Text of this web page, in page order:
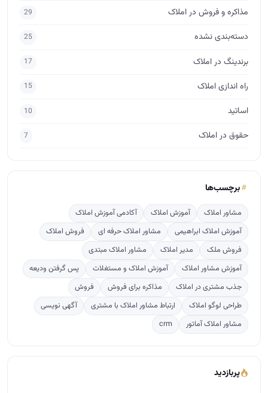
مذاکره و فروش در املاک 29
دسته‌بندی نشده 25
برندینگ در املاک 17
راه اندازی املاک 15
اساتید 10
حقوق در املاک 7
برچسب‌ها
مشاور املاک آموزش املاک
آکادمی آموزش املاک
آموزش املاک ابراهیمی
مشاور املاک حرفه ای
فروش املاک
فروش ملک
مدیر املاک
مشاور املاک مبتدی
آموزش مشاور املاک
آموزش املاک و مستغلات
پس گرفتن ودیعه
جذب مشتری در املاک
مذاکره برای فروش
فروش
طراحی لوگو املاک
ارتباط مشاور املاک با مشتری
آگهی نویسی
مشاور املاک آماتور
crm
پربازدید